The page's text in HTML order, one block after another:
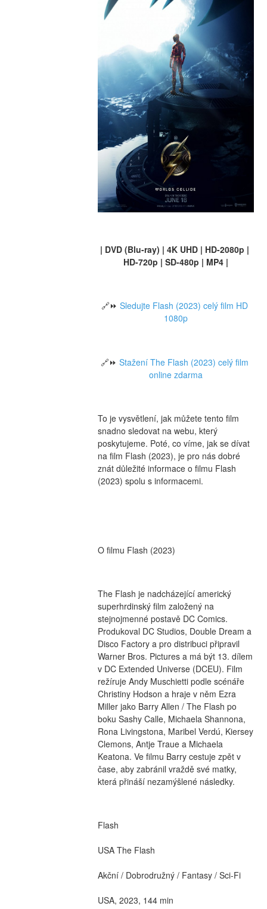
| DVD (Blu-ray) | 4K UHD | HD-2080p |
HD-720p | SD-480p | MP4 |
🔗⏩ Sledujte Flash (2023) celý film HD
1080p
🔗⏩ Stažení The Flash (2023) celý film
online zdarma
To je vysvětlení, jak můžete tento film
snadno sledovat na webu, který
poskytujeme. Poté, co víme, jak se dívat
na film Flash (2023), je pro nás dobré
znát důležité informace o filmu Flash
(2023) spolu s informacemi.
O filmu Flash (2023)
The Flash je nadcházející americký
superhrdinský film založený na
stejnojmenné postavě DC Comics.
Produkoval DC Studios, Double Dream a
Disco Factory a pro distribuci připravil
Warner Bros. Pictures a má být 13. dílem
v DC Extended Universe (DCEU). Film
režíruje Andy Muschietti podle scénáře
Christiny Hodson a hraje v něm Ezra
Miller jako Barry Allen / The Flash po
boku Sashy Calle, Michaela Shannona,
Rona Livingstona, Maribel Verdú, Kiersey
Clemons, Antje Traue a Michaela
Keatona. Ve filmu Barry cestuje zpět v
čase, aby zabránil vraždě své matky,
která přináší nezamýšlené následky.
Flash
USA The Flash
Akční / Dobrodružný / Fantasy / Sci-Fi
USA, 2023, 144 min